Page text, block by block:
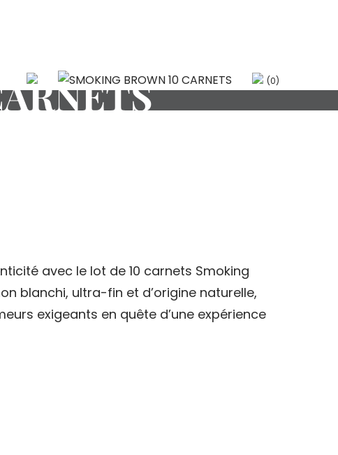
(0)
avec le lot de 10 carnets Smoking
blanchi, ultra-fin et d’origine naturelle,
exigeants en quête d’une expérience